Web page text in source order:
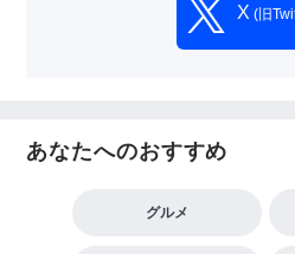
X (旧
あなたへのおすすめ
グルメ